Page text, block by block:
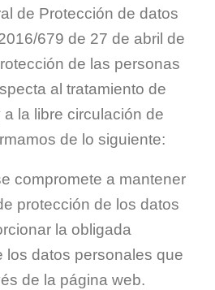
de Protección de datos
679 de 27 de abril de
de las personas
al tratamiento de
la libre circulación de
de lo siguiente:
compromete a mantener
protección de los datos
la obligada
los datos personales que
de la página web.